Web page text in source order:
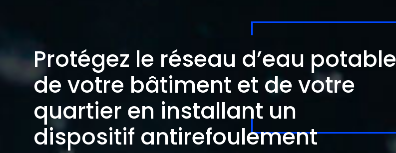
Protégez le réseau d’eau potable
de votre bâtiment et de votre
quartier en installant un
dispositif antirefoulement